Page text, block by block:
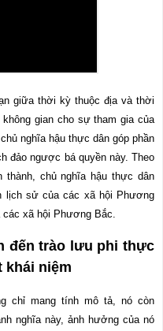
giữa thời kỳ thuộc địa và thời
gian cho sự tham gia của
nghĩa hậu thực dân góp phần
đảo ngược bá quyền này. Theo
chủ nghĩa hậu thực dân
lịch sử của các xã hội Phương
xã hội Phương Bắc.
đến trào lưu phi thực
khái niệm
chỉ mang tính mô tả, nó còn
nghĩa này, ảnh hưởng của nó